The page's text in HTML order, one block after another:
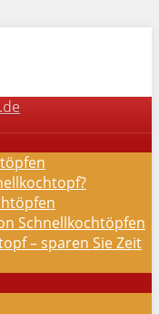
Schnellkochtöpfen
– sparen Sie Zeit